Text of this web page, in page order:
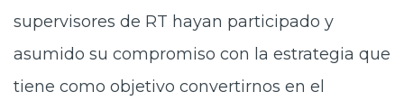
supervisores de RT hayan participado y
asumido su compromiso con la estrategia que
tiene como objetivo convertirnos en el